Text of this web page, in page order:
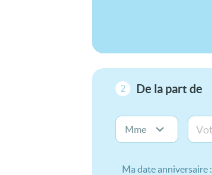
2 De la part de
Ma date anniversaire :